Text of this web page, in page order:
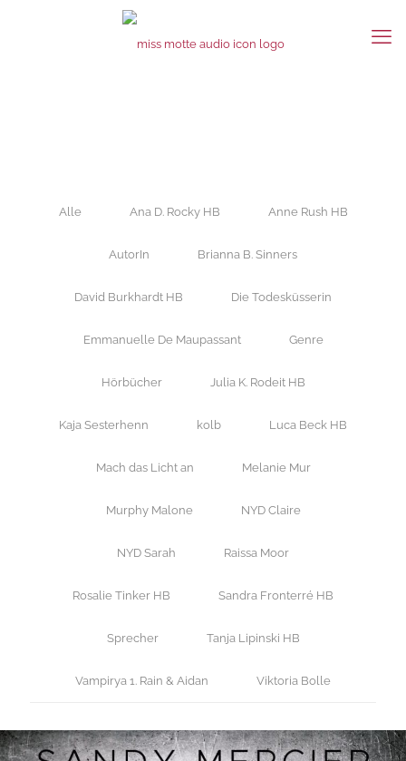
Alle Ana D. Rocky HB Anne Rush HB
AutorIn Brianna B. Sinners
David Burkhardt HB Die Todesküsserin
Emmanuelle De Maupassant Genre
Hörbücher Julia K. Rodeit HB
Kaja Sesterhenn kolb Luca Beck HB
Mach das Licht an Melanie Mur
Murphy Malone NYD Claire
NYD Sarah Raissa Moor
Rosalie Tinker HB Sandra Fronterré HB
Sprecher Tanja Lipinski HB
Vampirya 1. Rain & Aidan Viktoria Bolle